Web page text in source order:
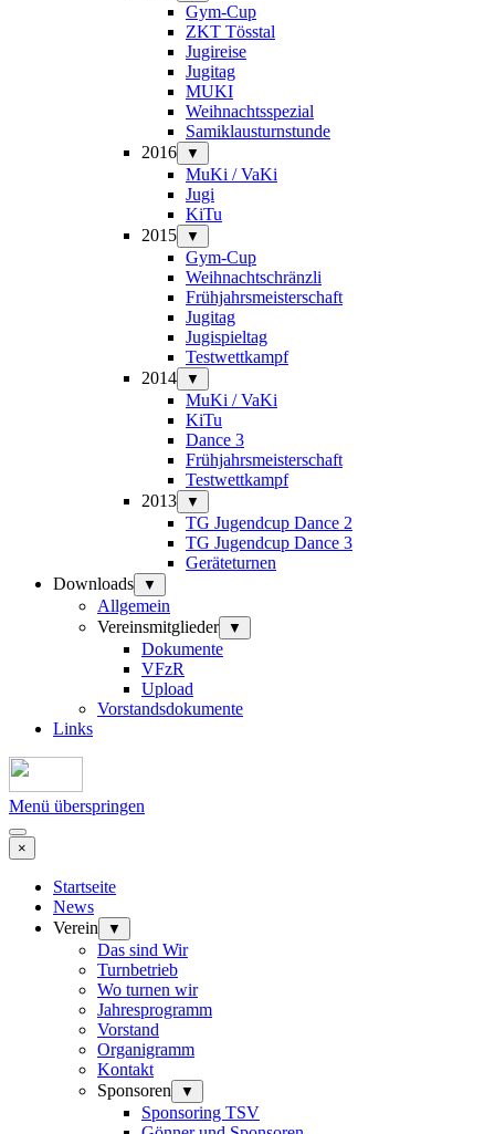
Gym-Cup
ZKT Tösstal
Jugireise
Jugitag
MUKI
Weihnachtsspezial
Samiklausturnstunde
2016
▼
MuKi / VaKi
Jugi
KiTu
2015
▼
Gym-Cup
Weihnachtschränzli
Frühjahrsmeisterschaft
Jugitag
Jugispieltag
Testwettkampf
2014
▼
MuKi / VaKi
KiTu
Dance 3
Frühjahrsmeisterschaft
Testwettkampf
2013
▼
TG Jugendcup Dance 2
TG Jugendcup Dance 3
Geräteturnen
Downloads
▼
Allgemein
Vereinsmitglieder
▼
Dokumente
VFzR
Upload
Vorstandsdokumente
Links
Menü überspringen
×
Startseite
News
Verein
▼
Das sind Wir
Turnbetrieb
Wo turnen wir
Jahresprogramm
Vorstand
Organigramm
Kontakt
Sponsoren
▼
Sponsoring TSV